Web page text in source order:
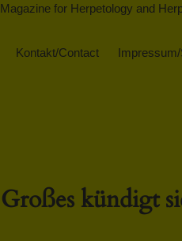
Magazine for Herpetology and
Kontakt/Contact
Großes kündigt